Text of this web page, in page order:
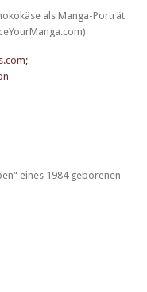
eines 1984 geborenen